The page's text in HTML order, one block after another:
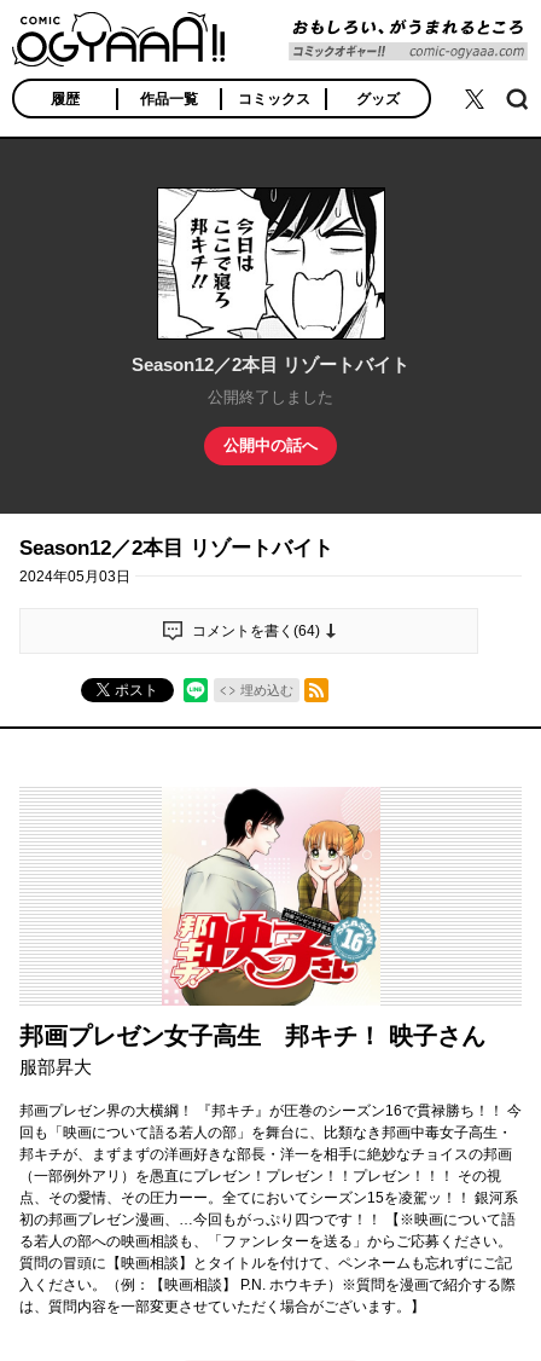
COMIC OGYAAA!!
おもしろい、がうま
れるところ
履歴 作品一覧 コミックス グッズ 公式X検索
Season12／2本目 リゾートバイト
公開終了しました
公開中の話へ
Season12／2本目 リゾートバイト
2024年05月03日
コメントを書く(64)
ポスト 埋め込む
RSSフィード
邦画プレゼン女子高生 邦キチ！ 映子さん
服部昇大
邦画プレゼン界の大横綱！ 『邦キチ』が圧巻のシーズン16で貫禄勝ち！！ 今
回も「映画について語る若人の部」を舞台に、比類なき邦画中毒女子高生・
邦キチが、まずまずの洋画好きな部長・洋一を相手に絶妙なチョイスの邦画
（一部例外アリ）を愚直にプレゼン！プレゼン！！プレゼン！！！ その視
点、その愛情、その圧力ーー。全てにおいてシーズン15を凌駕ッ！！ 銀河系
初の邦画プレゼン漫画、…今回もがっぷり四つです！！ 【※映画について語
る若人の部への映画相談も、「ファンレターを送る」からご応募ください。
質問の冒頭に【映画相談】とタイトルを付けて、ペンネームも忘れずにご記
入ください。（例：【映画相談】 P.N. ホウキチ）※質問を漫画で紹介する際
は、質問内容を一部変更させていただく場合がございます。】